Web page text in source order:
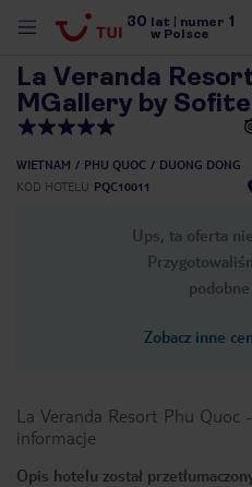
30 lat numer 1
w Polsce
La Veranda
MGallery by
WIETNAM PHU QUOC
DUONG DONG
KOD HOTELU PQC10011
Ups, ta oferta
Zobacz inne
La Veranda Resort Phu Quoc
informacje
Opis hotelu został